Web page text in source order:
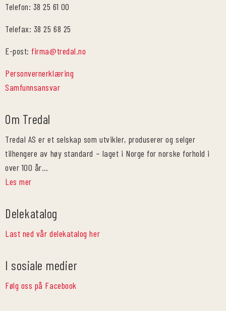
Telefon: 38 25 61 00
Telefax: 38 25 68 25
E-post:firma@tredal.no
Personvernerklæring
Samfunnsansvar
Om Tredal
Tredal AS er et selskap som utvikler, produserer og selger
tilhengere av høy standard – laget i Norge for norske forhold i
over 100 år…
Les mer
Delekatalog
Last ned vår delekatalog her
I sosiale medier
Følg oss på Facebook